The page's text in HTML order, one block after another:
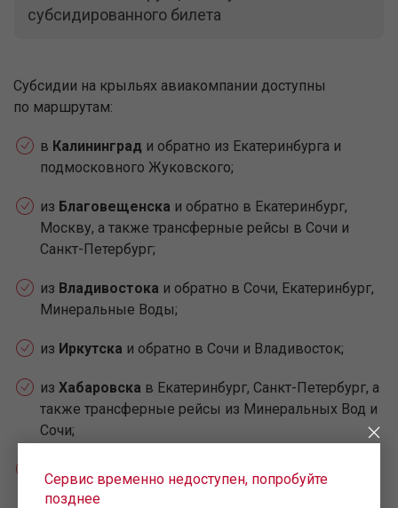
субсидированного билета
Субсидии на крыльях авиакомпании доступны
по маршрутам:
в Калининград и обратно из Екатеринбурга и
подмосковного Жуковского;
из Благовещенска и обратно в Екатеринбург,
Москву, а также трансферные рейсы в Сочи и
Санкт-Петербург;
из Владивостока и обратно в Сочи, Екатеринбург,
Минеральные Воды;
из Иркутска и обратно в Сочи и Владивосток;
из Хабаровска в Екатеринбург, Санкт-Петербург, а
также трансферные рейсы из Минеральных Вод и
Сочи;
из
и обратно в Екатеринбург, а также
трансферные рейсы в Минеральные Воды;
Сервис временно недоступен, попробуйте
позднее